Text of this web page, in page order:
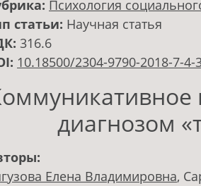
Психология
статьи: Научная статья
316.6
10.18500/2304-9790-2018-7-4-
диагнозом
Елена Владимировна,